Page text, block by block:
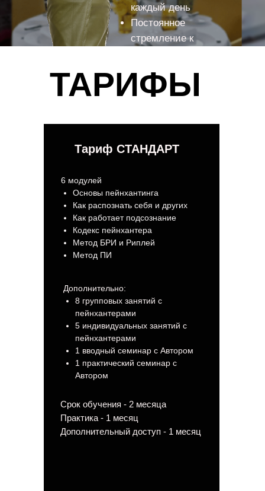
каждый день
Постоянное
стремление к
ТАРИФЫ
Тариф СТАНДАРТ
6 модулей
Основы пейнхантинга
Как распознать себя и других
Как работает подсознание
Кодекс пейнхантера
Метод БРИ и Риплей
Метод ПИ
Дополнительно:
8 групповых занятий с
пейнхантерами
5 индивидуальных занятий с
пейнхантерами
1 вводный семинар с Автором
1 практический семинар с
Автором
Срок обучения - 2 месяца
Практика - 1 месяц
Дополнительный доступ - 1 месяц